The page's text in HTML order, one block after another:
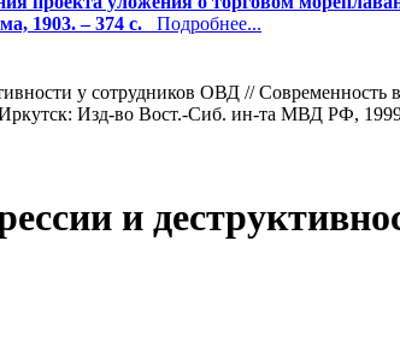
1903. – 374 с. Подробнее...
у сотрудников ОВД //
Изд-во Вост.-Сиб. ин-та МВД РФ,
и